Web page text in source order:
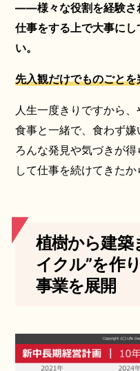
――様々な役割を経験さ
仕事をする上で大事に
い。
先入観だけでものごと
人生一度きりですから、
食事と一緒で、食わず
ろんな発見や気づきが
して仕事を続けてきたか
植樹から建築
イクル”を作
事業を展開